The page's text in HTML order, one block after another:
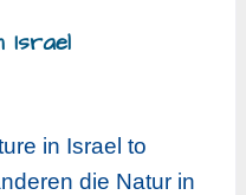
Israel
in Israel to
die Natur in